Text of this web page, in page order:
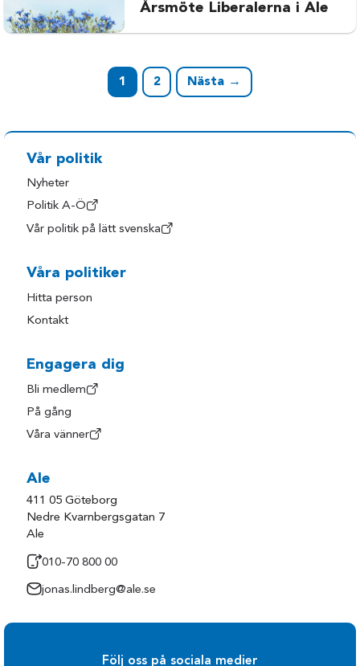
Årsmöte Liberalerna i Ale
1 2 Nästa →
Vår politik
Nyheter
Politik A-Ö
Vår politik på lätt svenska
Våra politiker
Hitta person
Kontakt
Engagera dig
Bli medlem
På gång
Våra vänner
Ale
411 05 Göteborg
Nedre Kvarnbergsgatan 7
Ale
010-70 800 00
jonas.lindberg@ale.se
Följ oss på sociala medier